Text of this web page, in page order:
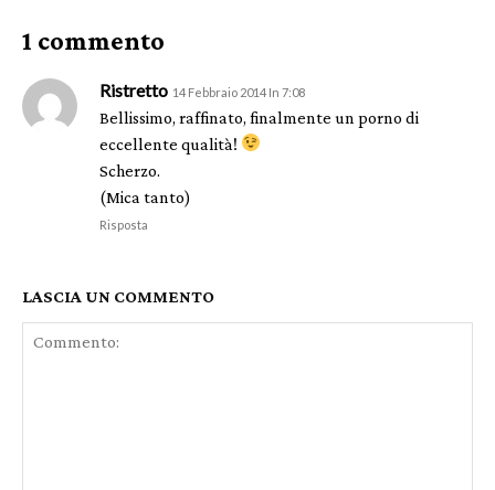
1 commento
Ristretto 14 Febbraio 2014 In 7:08
Bellissimo, raffinato, finalmente un porno di
eccellente qualità!
Scherzo.
(Mica tanto)
Risposta
LASCIA UN COMMENTO